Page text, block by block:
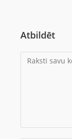
Atbildēt